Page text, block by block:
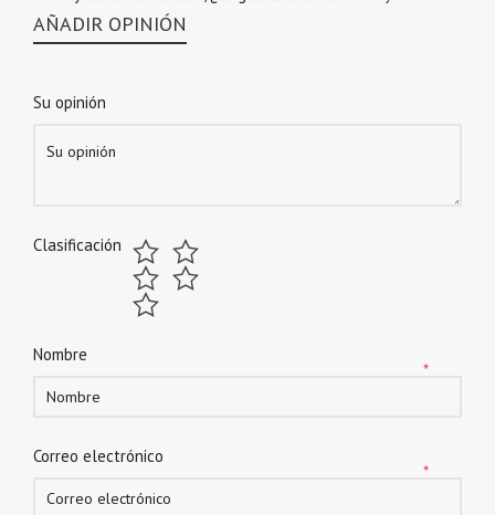
AÑADIR OPINIÓN
Su opinión
Clasificación
Nombre
*
Correo electrónico
*